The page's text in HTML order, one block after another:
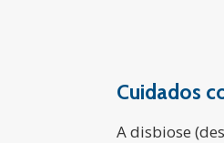
Cuidados
A disbiose